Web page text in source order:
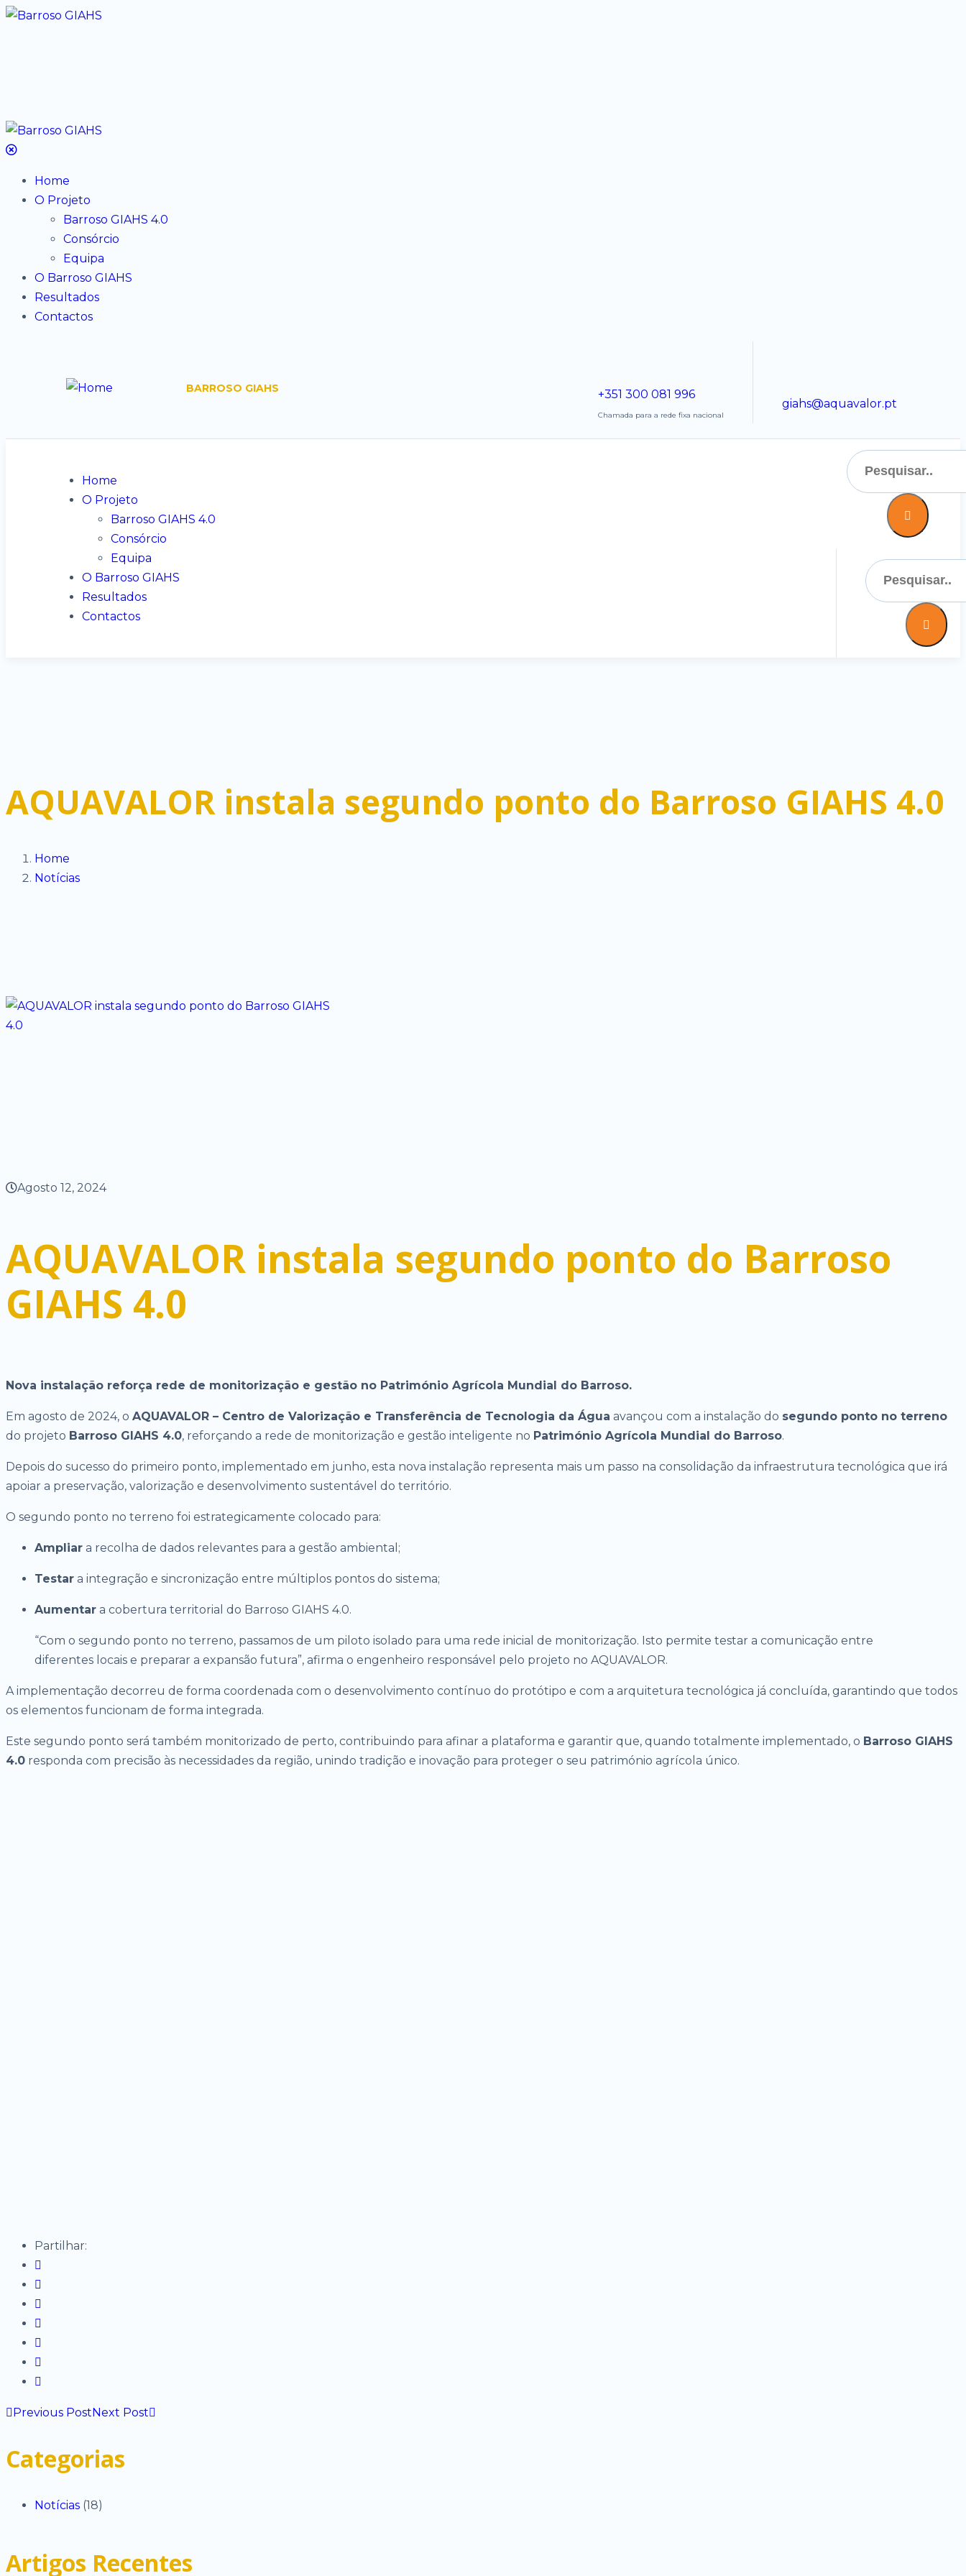
Home
O Projeto
Barroso GIAHS 4.0
Consórcio
Equipa
O Barroso GIAHS
Resultados
Contactos
BARROSO GIAHS +351 300 081 996
Chamada para a rede fixa nacional
giahs@aquavalor.pt
Home
O Projeto
Barroso GIAHS 4.0
Consórcio
Equipa
O Barroso GIAHS
Resultados
Contactos
AQUAVALOR instala segundo ponto do Barroso GIAHS 4.0
Home
Notícias
Agosto 12, 2024
AQUAVALOR instala segundo ponto do Barroso
GIAHS 4.0
Nova instalação reforça rede de monitorização e gestão no Património Agrícola Mundial do Barroso.
Em agosto de 2024, o AQUAVALOR – Centro de Valorização e Transferência de Tecnologia da Água avançou com a instalação do segundo ponto no terreno
do projeto Barroso GIAHS 4.0, reforçando a rede de monitorização e gestão inteligente no Património Agrícola Mundial do Barroso.
Depois do sucesso do primeiro ponto, implementado em junho, esta nova instalação representa mais um passo na consolidação da infraestrutura tecnológica que irá
apoiar a preservação, valorização e desenvolvimento sustentável do território.
O segundo ponto no terreno foi estrategicamente colocado para:
Ampliar a recolha de dados relevantes para a gestão ambiental;
Testar a integração e sincronização entre múltiplos pontos do sistema;
Aumentar a cobertura territorial do Barroso GIAHS 4.0.
“Com o segundo ponto no terreno, passamos de um piloto isolado para uma rede inicial de monitorização. Isto permite testar a comunicação entre
diferentes locais e preparar a expansão futura”, afirma o engenheiro responsável pelo projeto no AQUAVALOR.
A implementação decorreu de forma coordenada com o desenvolvimento contínuo do protótipo e com a arquitetura tecnológica já concluída, garantindo que todos
os elementos funcionam de forma integrada.
Este segundo ponto será também monitorizado de perto, contribuindo para afinar a plataforma e garantir que, quando totalmente implementado, o Barroso GIAHS
4.0 responda com precisão às necessidades da região, unindo tradição e inovação para proteger o seu património agrícola único.
Partilhar:
Previous PostNext Post
Categorias
Notícias (18)
Artigos Recentes